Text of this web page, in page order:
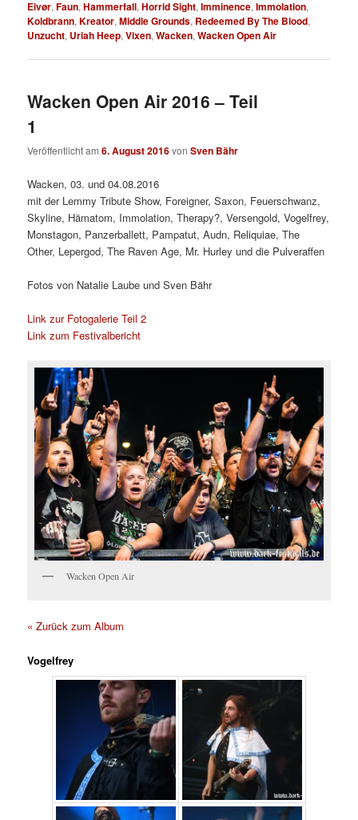
Eivør,Faun,Hammerfall,Horrid Sight,Imminence,Immolation,
Koldbrann,Kreator,Middle Grounds, Redeemed By The Blood,
Unzucht, Uriah Heep,Vixen,Wacken,Wacken Open Air
Wacken Open Air 2016 – Teil
1
Veröffentlicht am6. August 2016vonSven Bähr
Wacken, 03. und 04.08.2016
mit der Lemmy Tribute Show, Foreigner, Saxon, Feuerschwanz,
Skyline, Hämatom, Immolation, Therapy?, Versengold, Vogelfrey,
Monstagon, Panzerballett, Pampatut, Audn, Reliquiae, The
Other, Lepergod, The Raven Age, Mr. Hurley und die Pulveraffen
Fotos von Natalie Laube und Sven Bähr
Link zur Fotogalerie Teil 2
Link zum Festivalbericht
Wacken Open Air
« Zurück zum Album
Vogelfrey